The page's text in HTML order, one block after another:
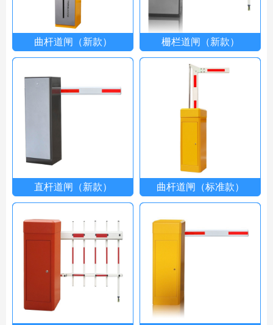
曲杆道闸（新款） 栅栏道闸（新款）
直杆道闸（新款） 曲杆道闸（标准款）